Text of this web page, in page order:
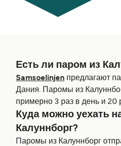
Есть ли паром из
Samsoelinjen предлагают
Дания. Паромы из
примерно 3 раз в день и 20
Куда можно уехать
Калуннборг?
Паромы из Калуннборг